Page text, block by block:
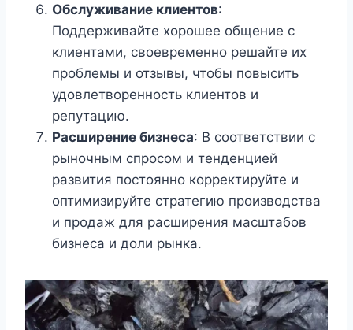
Обслуживание клиентов:
Поддерживайте хорошее общение с
клиентами, своевременно решайте их
проблемы и отзывы, чтобы повысить
удовлетворенность клиентов и
репутацию.
Расширение бизнеса: В соответствии с
рыночным спросом и тенденцией
развития постоянно корректируйте и
оптимизируйте стратегию производства
и продаж для расширения масштабов
бизнеса и доли рынка.